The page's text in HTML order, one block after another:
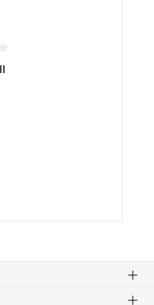
0 von 5 Sternen